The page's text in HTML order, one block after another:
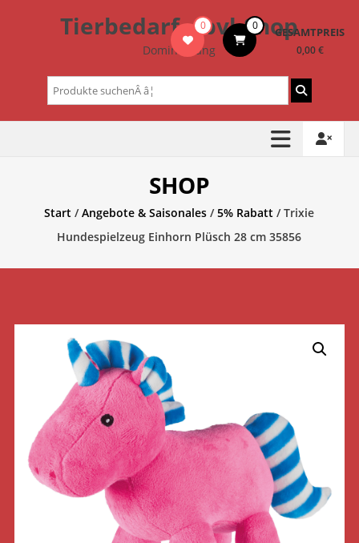
Tierbedarf – bvl-Shop
Dominik Lang
0 0 GESAMTPREIS
0,00 €
Suchen
nach:
SHOP
Start /Angebote & Saisonales /5% Rabatt / Trixie
Hundespielzeug Einhorn Plüsch 28 cm 35856